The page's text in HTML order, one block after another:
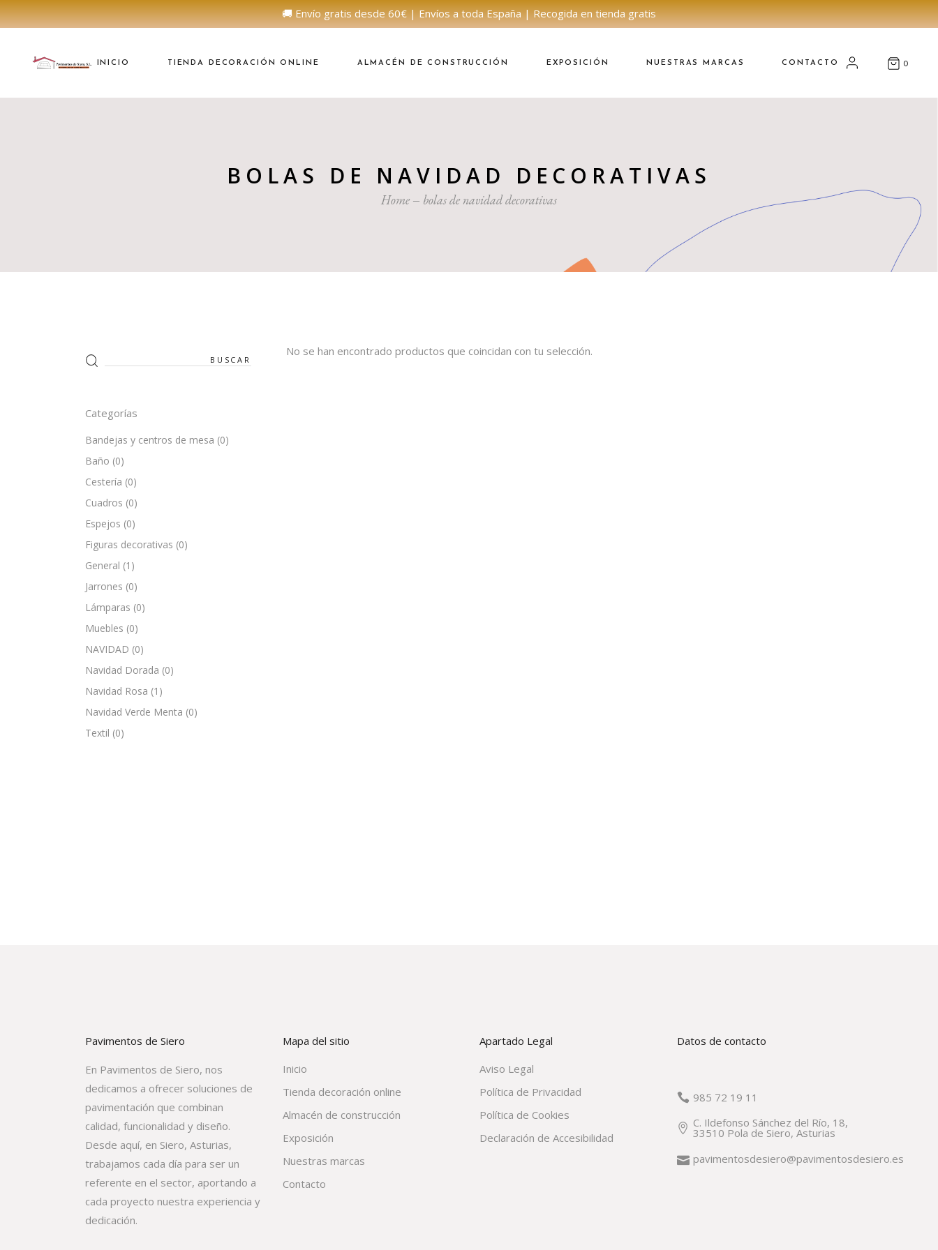
🚚 Envío gratis desde 60€ | Envíos a toda España | Recogida en tienda gratis
INICIO TIENDA DECORACIÓN ONLINE ALMACÉN DE CONSTRUCCIÓN EXPOSICIÓN NUESTRAS MARCAS CONTACTO 0
BOLAS DE NAVIDAD DECORATIVAS
Home bolas de navidad decorativas
No se han encontrado productos que coincidan con tu selección.
Search
for:
Categorías
Bandejas y centros de mesa (0)
Baño (0)
Cestería (0)
Cuadros (0)
Espejos (0)
Figuras decorativas (0)
General (1)
Jarrones (0)
Lámparas (0)
Muebles (0)
NAVIDAD (0)
Navidad Dorada (0)
Navidad Rosa (1)
Navidad Verde Menta (0)
Textil (0)
Pavimentos de Siero
En Pavimentos de Siero, nos
dedicamos a ofrecer soluciones de
pavimentación que combinan
calidad, funcionalidad y diseño.
Desde aquí, en Siero, Asturias,
trabajamos cada día para ser un
referente en el sector, aportando a
cada proyecto nuestra experiencia y
dedicación.
Mapa del sitio
Inicio
Tienda decoración online
Almacén de construcción
Exposición
Nuestras marcas
Contacto
Apartado Legal
Aviso Legal
Política de Privacidad
Política de Cookies
Declaración de Accesibilidad
Datos de contacto
985 72 19 11
C. Ildefonso Sánchez del Río, 18,
33510 Pola de Siero, Asturias
pavimentosdesiero@pavimentosdesiero.es